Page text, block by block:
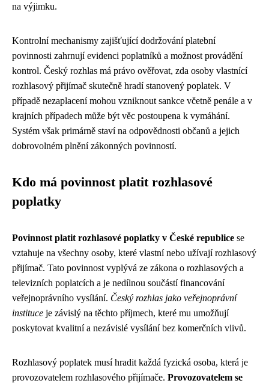
na výjimku.
Kontrolní mechanismy zajišťující dodržování platební
povinnosti zahrnují evidenci poplatníků a možnost provádění
kontrol. Český rozhlas má právo ověřovat, zda osoby vlastnící
rozhlasový přijímač skutečně hradí stanovený poplatek. V
případě nezaplacení mohou vzniknout sankce včetně penále a v
krajních případech může být věc postoupena k vymáhání.
Systém však primárně staví na odpovědnosti občanů a jejich
dobrovolném plnění zákonných povinností.
Kdo má povinnost platit rozhlasové
poplatky
Povinnost platit rozhlasové poplatky v České republice se
vztahuje na všechny osoby, které vlastní nebo užívají rozhlasový
přijímač. Tato povinnost vyplývá ze zákona o rozhlasových a
televizních poplatcích a je nedílnou součástí financování
veřejnoprávního vysílání. Český rozhlas jako veřejnoprávní
instituce je závislý na těchto příjmech, které mu umožňují
poskytovat kvalitní a nezávislé vysílání bez komerčních vlivů.
Rozhlasový poplatek musí hradit každá fyzická osoba, která je
provozovatelem rozhlasového přijímače. Provozovatelem se